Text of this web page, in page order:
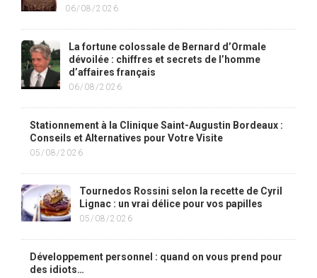
06/08/2026
La fortune colossale de Bernard d’Ormale
dévoilée : chiffres et secrets de l’homme
d’affaires français
06/08/2026
Stationnement à la Clinique Saint-Augustin Bordeaux :
Conseils et Alternatives pour Votre Visite
05/08/2026
Tournedos Rossini selon la recette de Cyril
Lignac : un vrai délice pour vos papilles
05/08/2026
Développement personnel : quand on vous prend pour
des idiots…